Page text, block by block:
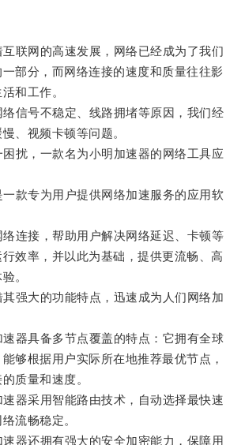
网的高速发展，网络已经成为了我们
部分，而网络连接的速度和质量往往影
和工作。
号不稳定、线路拥堵等原因，我们经
、视频卡顿等问题。
，一款名为小明加速器的网络工具应
专为用户提供网络加速服务的应用软
接，帮助用户解决网络延迟、卡顿等
效率，并以此为基础，提供更流畅、高
。
大的功能特点，迅速成为人们网络加
具备多节点覆盖的特点：它拥有全球
够根据用户实际所在地推荐最优节点，
质量和速度。
采用智能路由技术，自动选择最快速
流畅稳定。
还拥有强大的安全加密能力，保障用